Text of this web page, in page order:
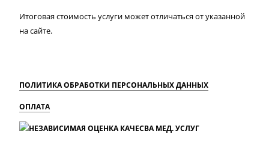
Итоговая стоимость услуги может отличаться от указанной
на сайте.
ПОЛИТИКА ОБРАБОТКИ ПЕРСОНАЛЬНЫХ ДАННЫХ
ОПЛАТА